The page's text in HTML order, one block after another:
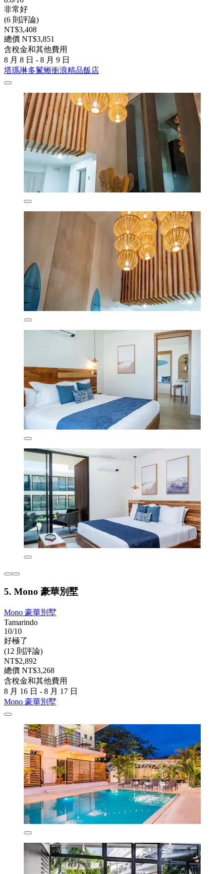
非常好
(6 則評論)
NT$3,408
總價 NT$3,851
含稅金和其他費用
8 月 8 日 - 8 月 9 日
塔瑪琳多鬣蜥衝浪精品飯店
5. Mono 豪華別墅
Mono 豪華別墅
Tamarindo
10/10
好極了
(12 則評論)
NT$2,892
總價 NT$3,268
含稅金和其他費用
8 月 16 日 - 8 月 17 日
Mono 豪華別墅